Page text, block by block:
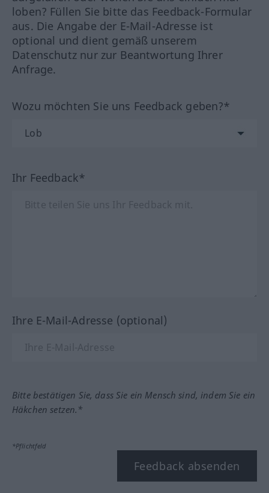
loben? Füllen Sie bitte das Feedback-Formular
aus. Die Angabe der E-Mail-Adresse ist
optional und dient gemäß unserem
Datenschutz nur zur Beantwortung Ihrer
Anfrage.
Wozu möchten Sie uns Feedback geben?*
Ihr Feedback*
Ihre E-Mail-Adresse (optional)
Bitte bestätigen Sie, dass Sie ein Mensch sind, indem Sie ein
Häkchen setzen.*
*Pflichtfeld
Feedback absenden